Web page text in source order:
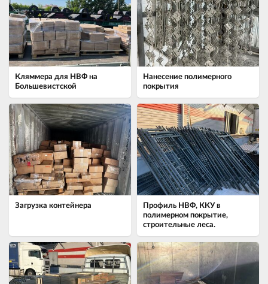
Кляммера для НВФ на
Большевистской
Нанесение полимерного
покрытия
Загрузка контейнера
Профиль НВФ, ККУ в
полимерном покрытие,
строительные леса.